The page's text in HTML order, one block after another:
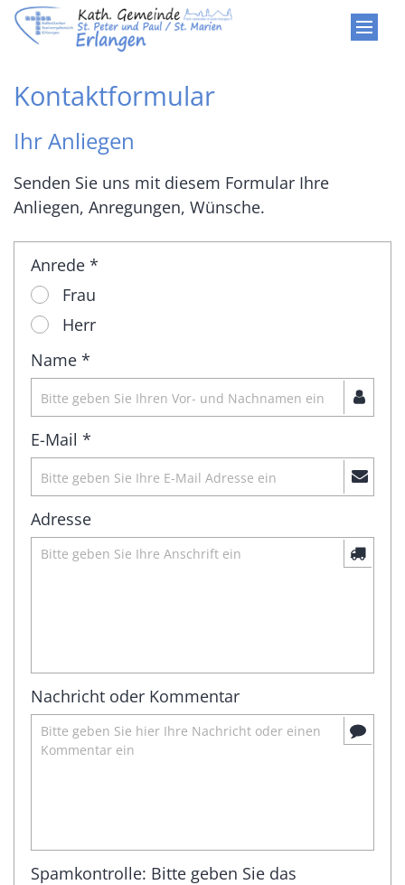
Zum Inhalt springen
Kontaktformular
Ihr Anliegen
Senden Sie uns mit diesem Formular Ihre
Anliegen, Anregungen, Wünsche.
Anrede *
Frau
Herr
Name *
E-Mail *
Adresse
Nachricht oder Kommentar
Spamkontrolle: Bitte geben Sie das